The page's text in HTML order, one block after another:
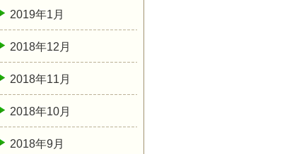
2019年1月
2018年12月
2018年11月
2018年10月
2018年9月